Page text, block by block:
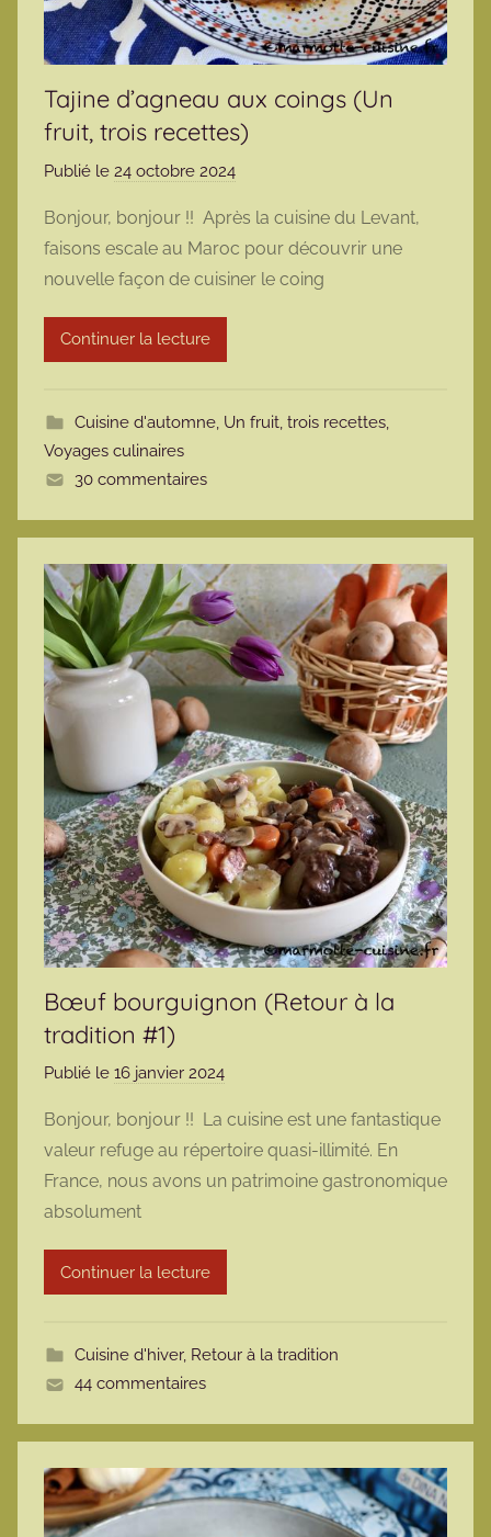
Tajine d’agneau aux coings (Un
fruit, trois recettes)
Publié le 24 octobre 2024
r
m
a
t
Bonjour, bonjour !! Après la cuisine du Levant,
faisons escale au Maroc pour découvrir une
nouvelle façon de cuisiner le coing
Continuer la lecture
Cuisine d'automne, Un fruit, trois recettes,
Voyages culinaires
30 commentaires
Bœuf bourguignon (Retour à la
tradition #1)
Publié le 16 janvier 2024
r
m
a
t
e
Bonjour, bonjour !! La cuisine est une fantastique
valeur refuge au répertoire quasi-illimité. En
France, nous avons un patrimoine gastronomique
absolument
Continuer la lecture
Cuisine d'hiver, Retour à la tradition
44 commentaires